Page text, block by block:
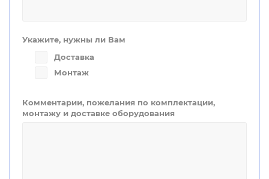
Укажите, нужны ли Вам
Доставка
Монтаж
Комментарии, пожелания по комплектации,
монтажу и доставке оборудования